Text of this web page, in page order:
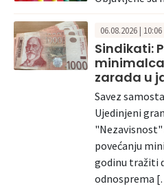
06.08.2026 | 10:06
Sindikati:
zarada u
Savez
Ujedinjeni
"Nezavisnost"
povećanju
godinu tražiti
odnosprema